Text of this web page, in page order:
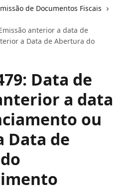
de Documentos Fiscais
anterior a data de
a Data de Abertura do
Data de
a data
ou
Data de